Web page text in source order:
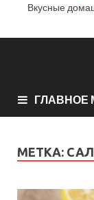
Вкусные
ГЛАВНОЕ
МЕТКА: